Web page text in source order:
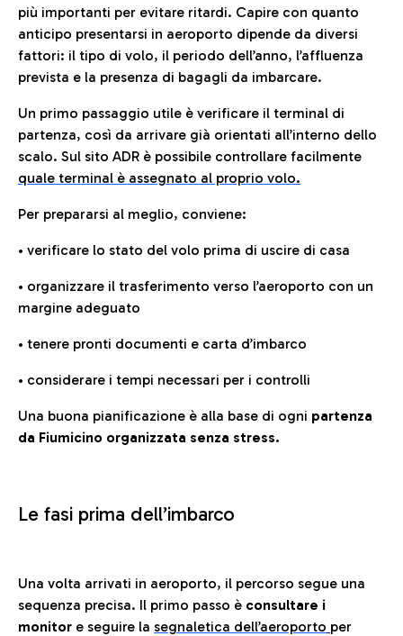
più importanti per evitare ritardi. Capire con quanto
anticipo presentarsi in aeroporto dipende da diversi
fattori: il tipo di volo, il periodo dell’anno, l’affluenza
prevista e la presenza di bagagli da imbarcare.
Un primo passaggio utile è verificare il terminal di
partenza, così da arrivare già orientati all’interno dello
scalo. Sul sito ADR è possibile controllare facilmente
quale terminal è assegnato al proprio volo.
Per prepararsi al meglio, conviene:
• verificare lo stato del volo prima di uscire di casa
• organizzare il trasferimento verso l’aeroporto con un
margine adeguato
• tenere pronti documenti e carta d’imbarco
• considerare i tempi necessari per i controlli
Una buona pianificazione è alla base di ogni partenza
da Fiumicino organizzata senza stress.
Le fasi prima dell’imbarco
Una volta arrivati in aeroporto, il percorso segue una
sequenza precisa. Il primo passo è consultare i
monitor e seguire la segnaletica dell’aeroporto per